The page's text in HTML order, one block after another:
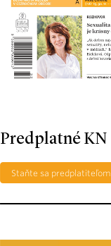
Predplatné KN
Staňte sa predplatiteľom